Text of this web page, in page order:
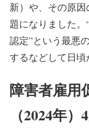
新）や、その原
題になりました
認定”という最悪
するなどして日頃
障害者雇
（2024年